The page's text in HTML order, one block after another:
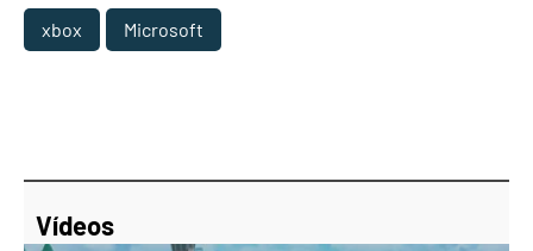
xbox Microsoft
Vídeos